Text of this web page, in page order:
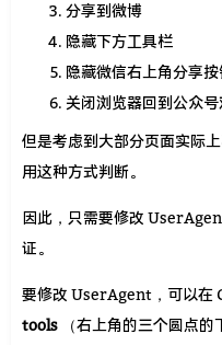
分享到微博
隐藏下方工具栏
隐藏微信右上角分享按
关闭浏览器回到公众
但是考虑到大部分页面实际
用这种方式判断。
因此，只需要修改
证。
要修改 UserAgent，可以在
tools
（右上角的三个圆点